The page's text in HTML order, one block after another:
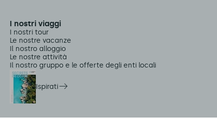
I nostri viaggi
I nostri tour
Le nostre vacanze
Il nostro alloggio
Le nostre attività
Il nostro gruppo e le offerte degli enti locali
Ispirati